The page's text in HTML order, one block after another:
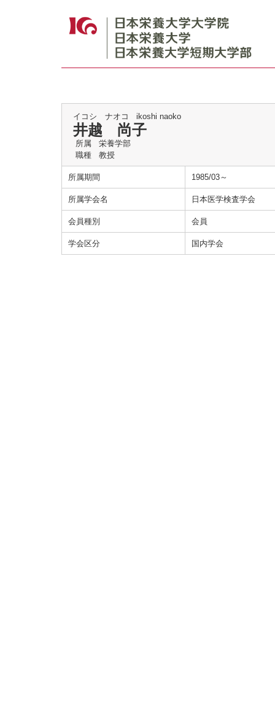
イコシ ナオコ ikoshi naoko
井越 尚子
所属
栄養学部
職種
教授
所属期間 1985/03～
所属学会名 日本医学検査学会
会員種別 会員
学会区分 国内学会